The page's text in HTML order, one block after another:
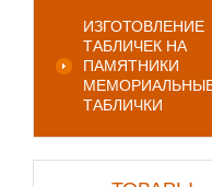
ИЗГОТОВЛЕНИЕ
ТАБЛИЧЕК НА
ПАМЯТНИКИ
ТАБЛИЧКИ